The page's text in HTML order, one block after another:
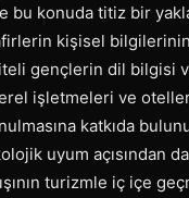
konuda titiz bir
kişisel
gençlerin dil bilgisi
işletmeleri ve
katkıda
uyum açısından
turizmle iç içe